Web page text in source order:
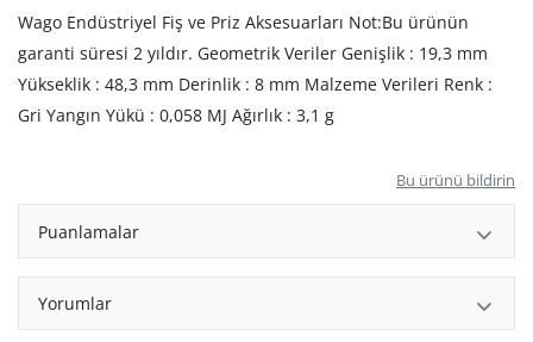
Wago Endüstriyel Fiş ve Priz Aksesuarları Not:Bu ürünün
garanti süresi 2 yıldır. Geometrik Veriler Genişlik : 19,3 mm
Yükseklik : 48,3 mm Derinlik : 8 mm Malzeme Verileri Renk :
Gri Yangın Yükü : 0,058 MJ Ağırlık : 3,1 g
Bu ürünü bildirin
Puanlamalar
Yorumlar